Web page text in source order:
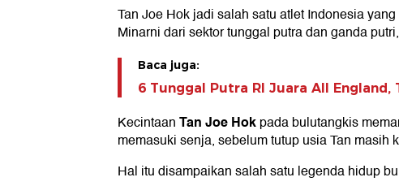
Tan Joe Hok jadi salah satu atlet Indonesia
Minarni dari sektor tunggal putra dan ganda
Baca juga:
6 Tunggal Putra RI Juara All
KecintaanTan Joe Hokpada bulutangkis
memasuki senja, sebelum tutup usia Tan masih
Hal itu disampaikan salah satu legenda hidup